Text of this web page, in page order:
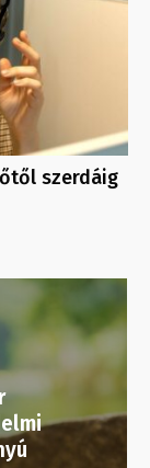
szerdáig